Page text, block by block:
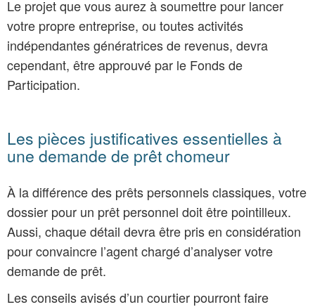
Le projet que vous aurez à soumettre pour lancer
votre propre entreprise, ou toutes activités
indépendantes génératrices de revenus, devra
cependant, être approuvé par le Fonds de
Participation.
Les pièces justificatives essentielles à
une demande de prêt chomeur
À la différence des prêts personnels classiques, votre
dossier pour un prêt personnel doit être pointilleux.
Aussi, chaque détail devra être pris en considération
pour convaincre l’agent chargé d’analyser votre
demande de prêt.
Les conseils avisés d’un courtier pourront faire